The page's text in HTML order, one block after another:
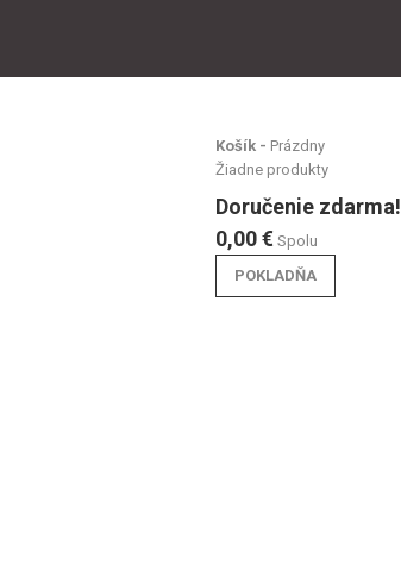
Košík - Prázdny
Žiadne produkty
Doručenie zdarma!
0,00 € Spolu
POKLADŇA